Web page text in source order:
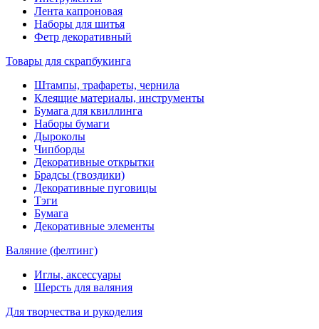
Лента капроновая
Наборы для шитья
Фетр декоративный
Товары для скрапбукинга
Штампы, трафареты, чернила
Клеящие материалы, инструменты
Бумага для квиллинга
Наборы бумаги
Дыроколы
Чипборды
Декоративные открытки
Брадсы (гвоздики)
Декоративные пуговицы
Тэги
Бумага
Декоративные элементы
Валяние (фелтинг)
Иглы, аксессуары
Шерсть для валяния
Для творчества и рукоделия